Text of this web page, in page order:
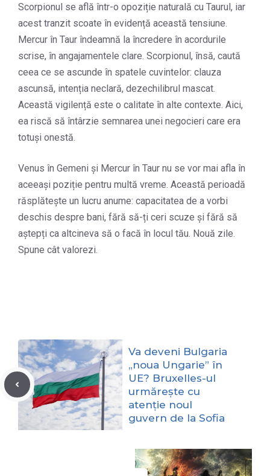
Scorpionul se află într-o opoziție naturală cu Taurul, iar
acest tranzit scoate în evidență această tensiune.
Mercur în Taur îndeamnă la încredere în acordurile
scrise, în angajamentele clare. Scorpionul, însă, caută
ceea ce se ascunde în spatele cuvintelor: clauza
ascunsă, intenția neclară, dezechilibrul mascat.
Această vigilență este o calitate în alte contexte. Aici,
ea riscă să întârzie semnarea unei negocieri care era
totuși onestă.
Venus în Gemeni și Mercur în Taur nu se vor mai afla în
aceeași poziție pentru multă vreme. Această perioadă
răsplătește un lucru anume: capacitatea de a vorbi
deschis despre bani, fără să-ți ceri scuze și fără să
aștepți ca altcineva să o facă în locul tău. Nouă zile.
Spune cât valorezi.
Va deveni Bulgaria
„noua Ungarie” în
UE? Bruxelles-ul
urmărește cu
atenție noul
guvern de la Sofia